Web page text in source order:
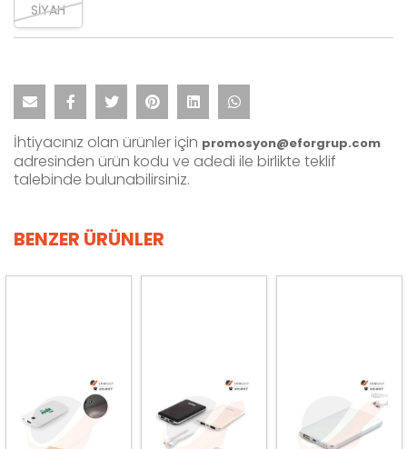
SİYAH
İhtiyacınız olan ürünler için promosyon@eforgrup.com
adresinden ürün kodu ve adedi ile birlikte teklif
talebinde bulunabilirsiniz.
BENZER ÜRÜNLER